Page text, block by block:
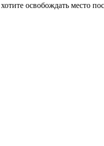
освобождать место